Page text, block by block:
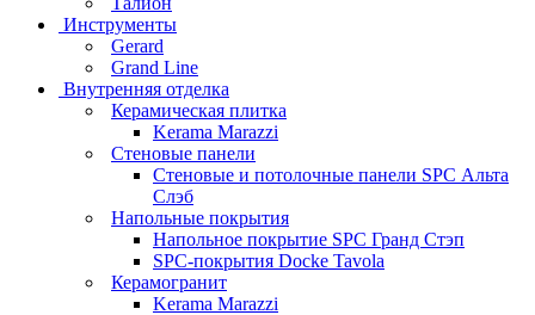
Инструменты
Gerard
Grand Line
Внутренняя отделка
Керамическая плитка
Kerama Marazzi
Стеновые панели
Стеновые и потолочные панели SPC Альта
Слэб
Напольные покрытия
Напольное покрытие SPC Гранд Стэп
SPC-покрытия Docke Tavola
Керамогранит
Kerama Marazzi